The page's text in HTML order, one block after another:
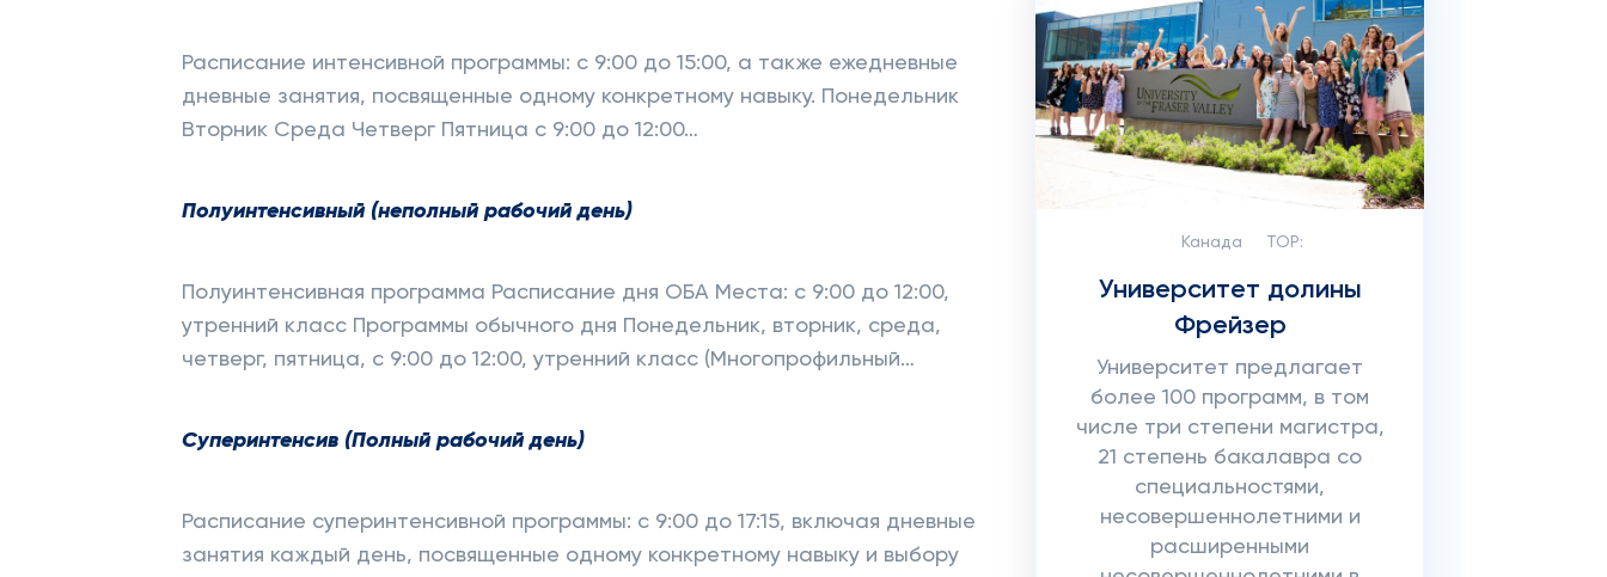
Расписание интенсивной программы: с 9:00 до 15:00, а также ежедневные
дневные занятия, посвященные одному конкретному навыку. Понедельник
Вторник Среда Четверг Пятница с 9:00 до 12:00…
Полуинтенсивный (неполный рабочий день)
Полуинтенсивная программа Расписание дня ОБА Места: с 9:00 до 12:00,
утренний класс Программы обычного дня Понедельник, вторник, среда,
четверг, пятница, с 9:00 до 12:00, утренний класс (Многопрофильный…
Суперинтенсив (Полный рабочий день)
Расписание суперинтенсивной программы: с 9:00 до 17:15, включая дневные
занятия каждый день, посвященные одному конкретному навыку и выбору
Канада TOP:
Университет долины
Фрейзер
Университет предлагает
более 100 программ, в том
числе три степени магистра,
21 степень бакалавра со
специальностями,
несовершеннолетними и
расширенными